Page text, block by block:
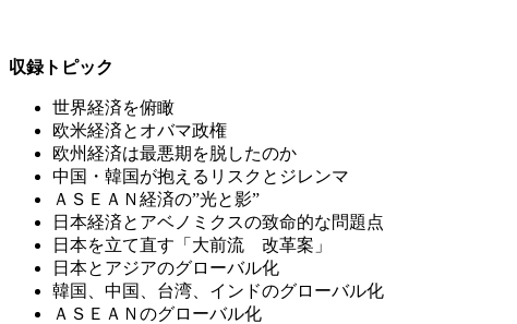
収録トピック
世界経済を俯瞰
欧米経済とオバマ政権
欧州経済は最悪期を脱したのか
中国・韓国が抱えるリスクとジレンマ
ＡＳＥＡＮ経済の”光と影”
日本経済とアベノミクスの致命的な問題点
日本を立て直す「大前流 改革案」
日本とアジアのグローバル化
韓国、中国、台湾、インドのグローバル化
ＡＳＥＡＮのグローバル化